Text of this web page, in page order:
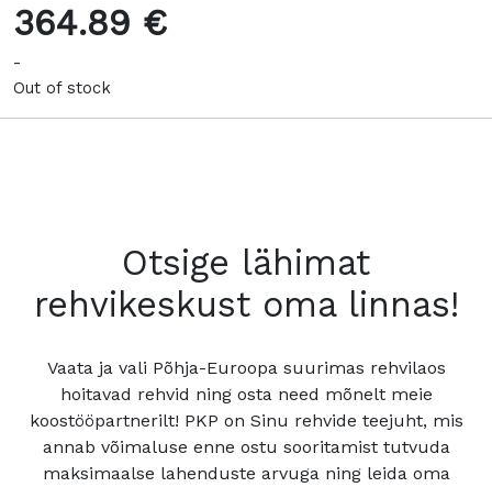
364.89 €
-
Out of stock
Otsige lähimat
rehvikeskust oma linnas!
Vaata ja vali Põhja-Euroopa suurimas rehvilaos
hoitavad rehvid ning osta need mõnelt meie
koostööpartnerilt! PKP on Sinu rehvide teejuht, mis
annab võimaluse enne ostu sooritamist tutvuda
maksimaalse lahenduste arvuga ning leida oma